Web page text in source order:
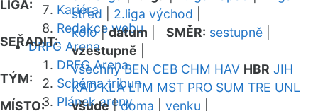
Kariéra
Redakce webu
DRFG Arena
DRFG Arena
Schéma tribun
Plánek areny
LIGA:
střed
2.liga východ
SEŘADIT:
kolo|datum SMĚR: sestupně
vzestupně
TÝM:
všechny BEN CEB CHM HAV HBR JIH
KAD KLA LTM MST PRO SUM TRE UNL
MÍSTO:
všude|doma venku